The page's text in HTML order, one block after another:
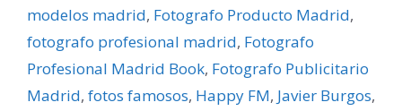
modelos madrid, Fotografo Producto Madrid,
fotografo profesional madrid, Fotografo
Profesional Madrid Book, Fotografo Publicitario
Madrid, fotos famosos, Happy FM, Javier Burgos,